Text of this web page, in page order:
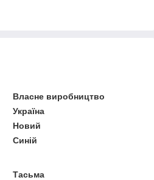
Власне виробництво
Україна
Новий
Синій
Тасьма